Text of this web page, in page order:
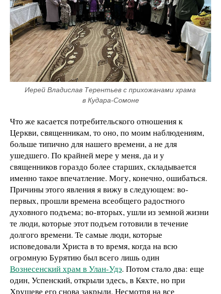
Иерей Владислав Терентьев с прихожанами храма
в Кудара-Сомоне
Что же касается потребительского отношения к
Церкви, священникам, то оно, по моим наблюдениям,
больше типично для нашего времени, а не для
ушедшего. По крайней мере у меня, да и у
священников гораздо более старших, складывается
именно такое впечатление. Могу, конечно, ошибаться.
Причины этого явления я вижу в следующем: во-
первых, прошли времена всеобщего радостного
духовного подъема; во-вторых, ушли из земной жизни
те люди, которые этот подъем готовили в течение
долгого времени. Те самые люди, которые
исповедовали Христа в то время, когда на всю
огромную Бурятию был всего лишь один
Вознесенский храм в Улан-Удэ. Потом стало два: еще
один, Успенский, открыли здесь, в Кяхте, но при
Хрущеве его снова закрыли. Несмотря на все